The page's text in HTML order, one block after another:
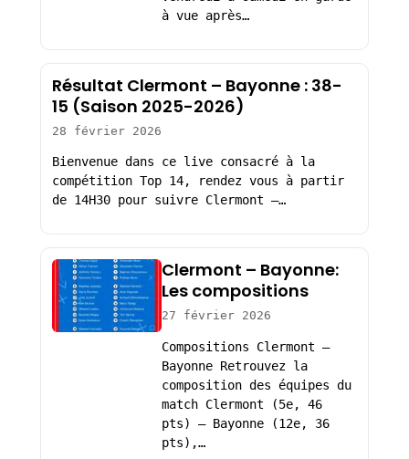
à vue après…
Résultat Clermont – Bayonne : 38-
15 (Saison 2025-2026)
28 février 2026
Bienvenue dans ce live consacré à la
compétition Top 14, rendez vous à partir
de 14H30 pour suivre Clermont –…
Clermont – Bayonne:
Les compositions
27 février 2026
Compositions Clermont –
Bayonne Retrouvez la
composition des équipes du
match Clermont (5e, 46
pts) – Bayonne (12e, 36
pts),…